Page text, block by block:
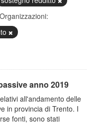
Organizzazioni:
anno 2019
all'andamento delle
in provincia di Trento. I
fonti, sono stati